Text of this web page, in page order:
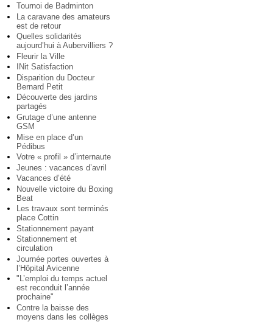
Tournoi de Badminton
La caravane des amateurs
est de retour
Quelles solidarités
aujourd’hui à Aubervilliers ?
Fleurir la Ville
INit Satisfaction
Disparition du Docteur
Bernard Petit
Découverte des jardins
partagés
Grutage d’une antenne
GSM
Mise en place d’un
Pédibus
Votre « profil » d’internaute
Jeunes : vacances d’avril
Vacances d’été
Nouvelle victoire du Boxing
Beat
Les travaux sont terminés
place Cottin
Stationnement payant
Stationnement et
circulation
Journée portes ouvertes à
l’Hôpital Avicenne
"L’emploi du temps actuel
est reconduit l’année
prochaine"
Contre la baisse des
moyens dans les collèges